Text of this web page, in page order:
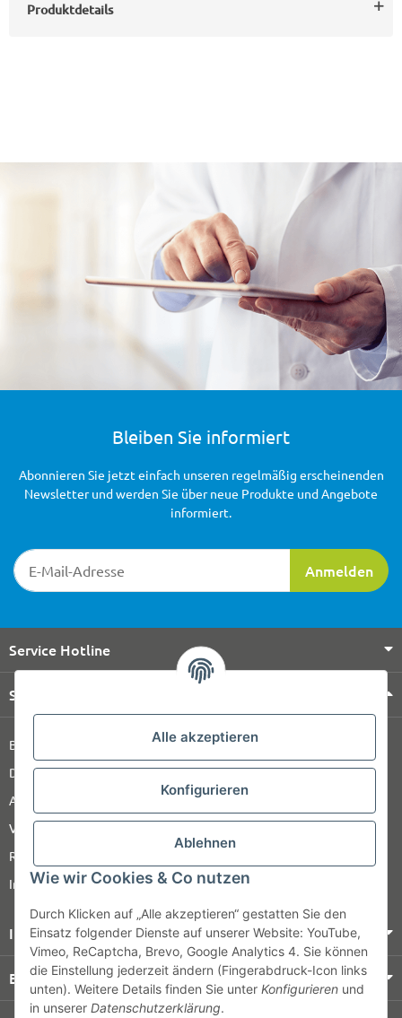
Alle akzeptieren
Konfigurieren
Ablehnen
Wie wir Cookies & Co nutzen
Durch Klicken auf „Alle akzeptieren“ gestatten Sie den
Einsatz folgender Dienste auf unserer Website: YouTube,
Vimeo, ReCaptcha, Brevo, Google Analytics 4. Sie können
die Einstellung jederzeit ändern (Fingerabdruck-Icon links
unten). Weitere Details finden Sie unter Konfigurieren und
in unserer Datenschutzerklärung.
Produktdetails
Bleiben Sie informiert
Newsletter-Registrierung
Anmelden
Abonnieren Sie jetzt einfach unseren regelmäßig erscheinenden
Newsletter und werden Sie über neue Produkte und Angebote
informiert.
Service Hotline
Shop Service
Barrierefreiheitserklärung
Datenschutz
AGB
Versandinformationen
Retour
Impressum
Informationen
Bezahlung & Versand